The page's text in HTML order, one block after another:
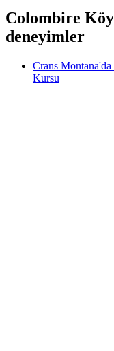
Colombire
deneyimler
Crans Montana'da
Kursu